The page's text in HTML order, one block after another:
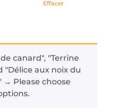
Effacer
canard", "Terrine
"Délice aux noix du
→ Please choose